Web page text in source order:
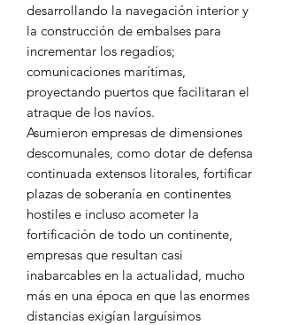
desarrollando la navegación interior y
la construcción de embalses para
incrementar los regadíos;
comunicaciones marítimas,
proyectando puertos que facilitaran el
atraque de los navíos.
Asumieron empresas de dimensiones
descomunales, como dotar de defensa
continuada extensos litorales, fortificar
plazas de soberanía en continentes
hostiles e incluso acometer la
fortificación de todo un continente,
empresas que resultan casi
inabarcables en la actualidad, mucho
más en una época en que las enormes
distancias exigían larguísimos